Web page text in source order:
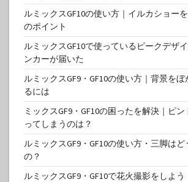
ルミックスGF10の使い方｜イルカショー
のポイント
ルミックスGF10で使っているピークデザ
ンカーが届いた
ルミックスGF9・GF10の使い方｜背景を
るには
ミックスGF9・GF10の困ったを解決｜ピ
ってしまうのは？
ルミックスGF9・GF10の使い方・三脚は
の？
ルミックスGF9・GF10で花火撮影をしよ